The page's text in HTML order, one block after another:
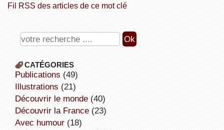
Fil RSS des articles de ce mot clé
CATÉGORIES
publications (49)
illustrations (21)
découvrir le monde(40)
découvrir la France(23)
avec humour(18)